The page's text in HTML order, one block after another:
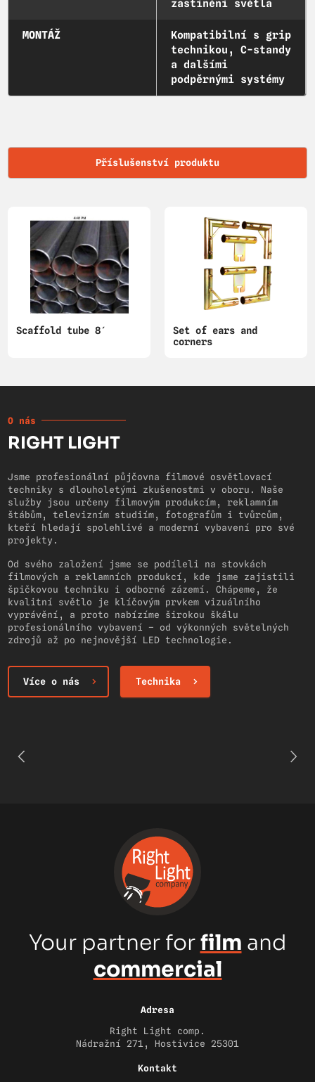
zastínění světla
MONTÁŽ
Kompatibilní s grip
technikou, C-standy
a dalšími
podpěrnými systémy
Příslušenství produktu
Scaffold tube 8′
Set of ears and
corners
O nás
RIGHT LIGHT
Jsme profesionální půjčovna filmové osvětlovací
techniky s dlouholetými zkušenostmi v oboru. Naše
služby jsou určeny filmovým produkcím, reklamním
štábům, televizním studiím, fotografům i tvůrcům,
kteří hledají spolehlivé a moderní vybavení pro své
projekty.
Od svého založení jsme se podíleli na stovkách
filmových a reklamních produkcí, kde jsme zajistili
špičkovou techniku i odborné zázemí. Chápeme, že
kvalitní světlo je klíčovým prvkem vizuálního
vyprávění, a proto nabízíme širokou škálu
profesionálního vybavení – od výkonných světelných
zdrojů až po nejnovější LED technologie.
Více o nás Technika
Your partner forfilm and
commercial
Adresa
Right Light comp.
Nádražní 271, Hostivice 25301
Kontakt